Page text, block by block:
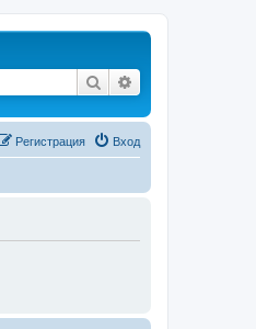
Поиск
Вход
Регистрация